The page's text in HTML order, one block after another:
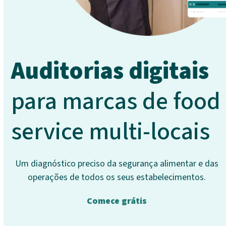
Auditorias digitais
para marcas de food
service multi-locais
Um diagnóstico preciso da segurança alimentar e das
operações de todos os seus estabelecimentos.
Comece grátis